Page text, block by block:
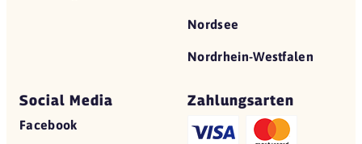
Nordsee
Nordrhein-Westfalen
Social Media
Facebook
Zahlungsarten